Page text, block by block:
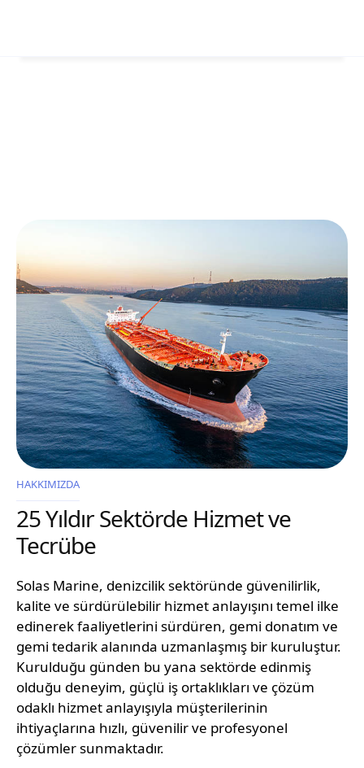
HAKKIMIZDA
25 Yıldır Sektörde Hizmet ve
Tecrübe
Solas Marine, denizcilik sektöründe güvenilirlik,
kalite ve sürdürülebilir hizmet anlayışını temel ilke
edinerek faaliyetlerini sürdüren, gemi donatım ve
gemi tedarik alanında uzmanlaşmış bir kuruluştur.
Kurulduğu günden bu yana sektörde edinmiş
olduğu deneyim, güçlü iş ortaklıkları ve çözüm
odaklı hizmet anlayışıyla müşterilerinin
ihtiyaçlarına hızlı, güvenilir ve profesyonel
çözümler sunmaktadır.